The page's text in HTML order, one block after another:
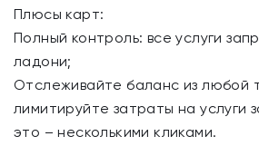
Плюсы карт:
Полный контроль: все услуги
ладони;
Отслеживайте баланс из любой
лимитируйте затраты на услуги
это – несколькими кликами.